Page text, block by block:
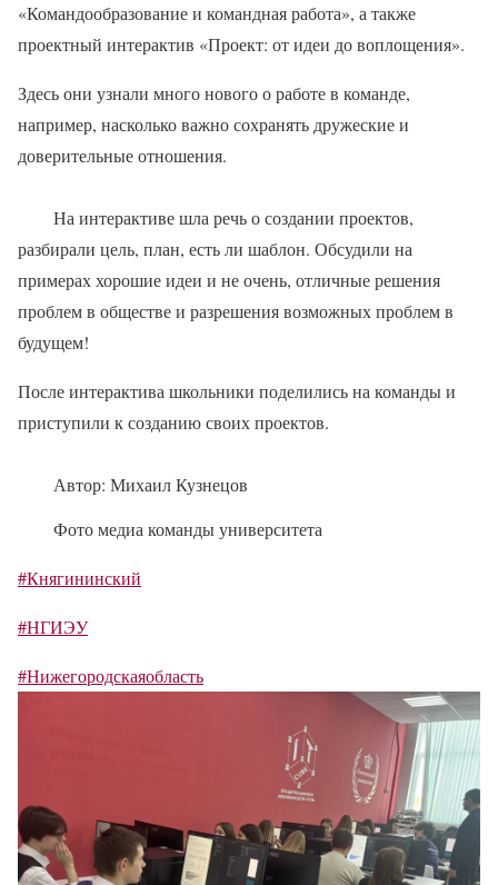
«Командообразование и командная работа», а также
проектный интерактив «Проект: от идеи до воплощения».
Здесь они узнали много нового о работе в команде,
например, насколько важно сохранять дружеские и
доверительные отношения.
На интерактиве шла речь о создании проектов,
разбирали цель, план, есть ли шаблон. Обсудили на
примерах хорошие идеи и не очень, отличные решения
проблем в обществе и разрешения возможных проблем в
будущем!
После интерактива школьники поделились на команды и
приступили к созданию своих проектов.
Автор: Михаил Кузнецов
Фото медиа команды университета
#Княгининский
#НГИЭУ
#Нижегородскаяобласть